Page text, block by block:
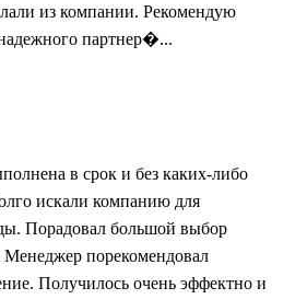
из компании. Рекомендую
партнер�...
в срок и без каких-либо
искали компанию для
Порадовал большой выбор
Менеджер порекомендовал
Получилось очень эффектно и